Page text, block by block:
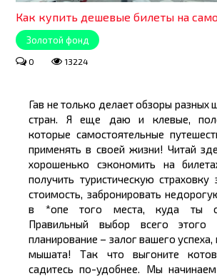
Как купить дешевые билеты на
Золотой фонд
0 13224
Гав не только делает обзоры разных
стран. Я еще даю и клевые,
которые самостоятельные
применять в своей жизни! Читай
хорошенько сэкономить на
получить туристическую страховку
стоимость, забронировать
в *опе того места, куда ты
Правильный выбор всего этого
планирование – залог вашего
мышата! Так что выгоните
садитесь по-удобнее. Мы начинаем